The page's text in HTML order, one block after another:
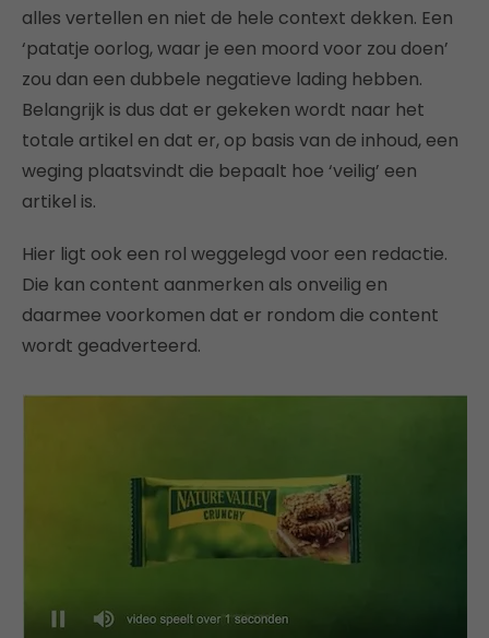
alles vertellen en niet de hele context dekken. Een
‘patatje oorlog, waar je een moord voor zou doen’
zou dan een dubbele negatieve lading hebben.
Belangrijk is dus dat er gekeken wordt naar het
totale artikel en dat er, op basis van de inhoud, een
weging plaatsvindt die bepaalt hoe ‘veilig’ een
artikel is.
Hier ligt ook een rol weggelegd voor een redactie.
Die kan content aanmerken als onveilig en
daarmee voorkomen dat er rondom die content
wordt geadverteerd.